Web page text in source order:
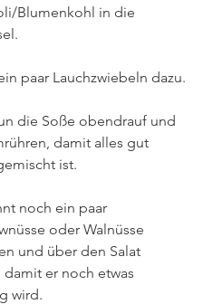
Blumenkohl in die
paar Lauchzwiebeln dazu.
die Soße obendrauf und
damit alles gut
ist.
noch ein paar
oder Walnüsse
und über den Salat
er noch etwas
wird.